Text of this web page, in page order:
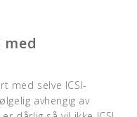
med selve ICSI-
avhengig av